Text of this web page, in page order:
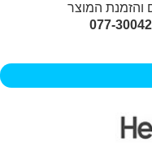
והזמנת המוצר